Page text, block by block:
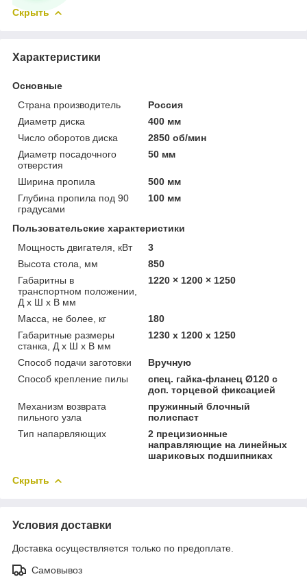
Скрыть
Характеристики
Основные
Страна производитель
Россия
Диаметр диска
400 мм
Число оборотов диска
2850 об/мин
Диаметр посадочного
отверстия
50 мм
Ширина пропила
500 мм
Глубина пропила под 90
градусами
100 мм
Пользовательские характеристики
Мощность двигателя, кВт
3
Высота стола, мм
850
Габаритны в
транспортном положении,
Д х Ш х В мм
1220 × 1200 × 1250
Масса, не более, кг
180
Габаритные размеры
станка, Д х Ш х В мм
1230 х 1200 х 1250
Способ подачи заготовки
Вручную
Способ крепление пилы
спец. гайка-фланец Ø120 с
доп. торцевой фиксацией
Механизм возврата
пильного узла
пружинный блочный
полиспаст
Тип напарвляющих
2 прецизионные
направляющие на линейных
шариковых подшипниках
Скрыть
Условия доставки
Доставка осуществляется только по предоплате.
Самовывоз